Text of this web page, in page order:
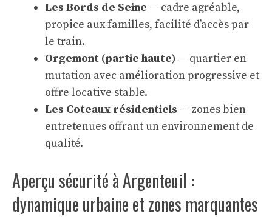
Les Bords de Seine — cadre agréable,
propice aux familles, facilité d’accès par
le train.
Orgemont (partie haute) — quartier en
mutation avec amélioration progressive et
offre locative stable.
Les Coteaux résidentiels — zones bien
entretenues offrant un environnement de
qualité.
Aperçu sécurité à Argenteuil :
dynamique urbaine et zones marquantes